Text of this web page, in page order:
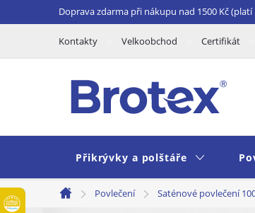
na
Doprava zdarma při nákupu nad 1500 Kč
Kontakty Velkoobchod Certifikát
Přikrývky a polštáře
Domů
Povlečení Saténové povlečení